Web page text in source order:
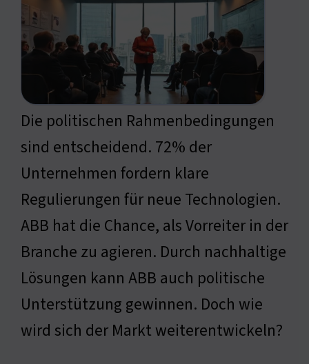
Die politischen Rahmenbedingungen
sind entscheidend. 72% der
Unternehmen fordern klare
Regulierungen für neue Technologien.
ABB hat die Chance, als Vorreiter in der
Branche zu agieren. Durch nachhaltige
Lösungen kann ABB auch politische
Unterstützung gewinnen. Doch wie
wird sich der Markt weiterentwickeln?